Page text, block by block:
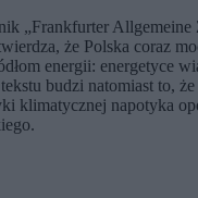
„Frankfurter Allgemeine
że Polska coraz
energii: energetyce
budzi natomiast to,
klimatycznej napotyka